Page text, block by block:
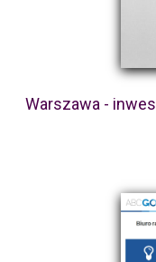
Warszawa -